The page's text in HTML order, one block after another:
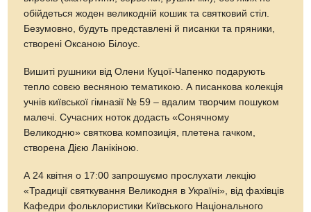
обійдеться жоден великодній кошик та святковий стіл.
Безумовно, будуть представлені й писанки та пряники,
створені Оксаною Білоус.
Вишиті рушники від Олени Куцої-Чапенко подарують
тепло совєю весняною тематикою. А писанкова колекція
учнів київської гімназії № 59 – вдалим творчим пошуком
малечі. Сучасних ноток додасть «Сонячному
Великодню» святкова композиція, плетена гачком,
створена Дією Ланікіною.
А 24 квітня о 17:00 запрошуємо прослухати лекцію
«Традиції святкування Великодня в Україні», від фахівців
Кафедри фольклористики Київського Національного